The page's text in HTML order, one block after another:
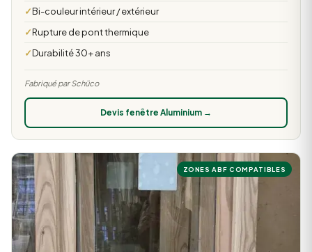
Bi-couleur intérieur / extérieur
Rupture de pont thermique
Durabilité 30+ ans
Fabriqué par Schüco
Devis fenêtre Aluminium →
ZONES ABF COMPATIBLES